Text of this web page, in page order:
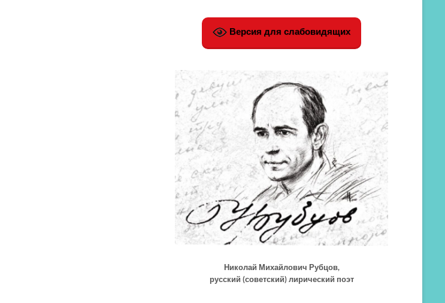
Версия для слабовидящих
Николай Михайлович Рубцов,
русский (советский) лирический поэт